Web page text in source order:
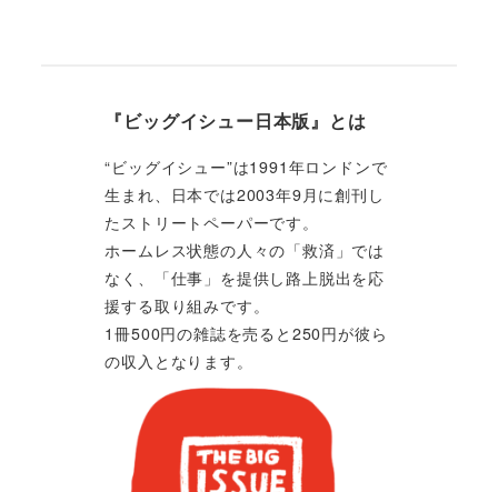
『ビッグイシュー日本版』とは
“ビッグイシュー”は1991年ロンドンで
生まれ、日本では2003年9月に創刊し
たストリートペーパーです。
ホームレス状態の人々の「救済」では
なく、「仕事」を提供し路上脱出を応
援する取り組みです。
1冊500円の雑誌を売ると250円が彼ら
の収入となります。